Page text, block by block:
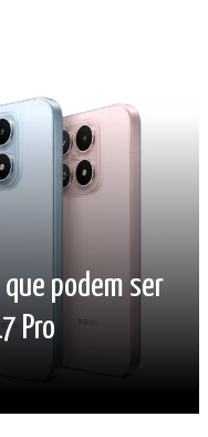
podem ser
Pro